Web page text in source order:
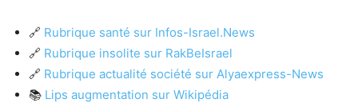
🔗 Rubrique santé sur Infos-Israel.News
🔗 Rubrique insolite sur RakBeIsrael
🔗 Rubrique actualité société sur Alyaexpress-News
📚 Lips augmentation sur Wikipédia